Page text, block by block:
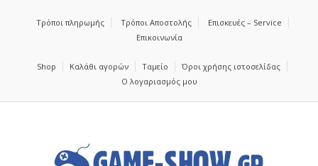
Τρόποι πληρωμής Τρόποι Αποστολής
Επισκευές – Service
Επικοινωνία
Shop Καλάθι αγορών Ταμείο
Όροι χρήσης ιστοσελίδας
Ο λογαριασμός μου